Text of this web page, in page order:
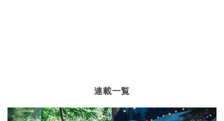
連載一覧